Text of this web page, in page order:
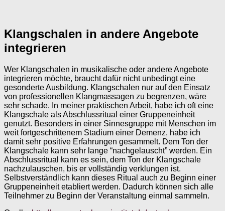
Klangschalen in andere Angebote
integrieren
Wer Klangschalen in musikalische oder andere Angebote
integrieren möchte, braucht dafür nicht unbedingt eine
gesonderte Ausbildung. Klangschalen nur auf den Einsatz
von professionellen Klangmassagen zu begrenzen, wäre
sehr schade. In meiner praktischen Arbeit, habe ich oft eine
Klangschale als Abschlussritual einer Gruppeneinheit
genutzt. Besonders in einer Sinnesgruppe mit Menschen im
weit fortgeschrittenem Stadium einer Demenz, habe ich
damit sehr positive Erfahrungen gesammelt. Dem Ton der
Klangschale kann sehr lange “nachgelauscht” werden. Ein
Abschlussritual kann es sein, dem Ton der Klangschale
nachzulauschen, bis er vollständig verklungen ist.
Selbstverständlich kann dieses Ritual auch zu Beginn einer
Gruppeneinheit etabliert werden. Dadurch können sich alle
Teilnehmer zu Beginn der Veranstaltung einmal sammeln.